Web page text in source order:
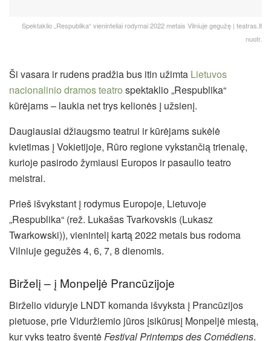
Spektaklio „Respublika“ vieninteliai rodymai 2022 metais Vilniuje gegužę | teatras.lt
nuotr.
Ši vasara ir rudens pradžia bus itin užimta Lietuvos
nacionalinio dramos teatro spektaklio „Respublika“
kūrėjams – laukia net trys kelionės į užsienį.
Daugiausiai džiaugsmo teatrui ir kūrėjams sukėlė
kvietimas į Vokietijoje, Rūro regione vykstančią trienalę,
kurioje pasirodo žymiausi Europos ir pasaulio teatro
meistrai.
Prieš išvykstant į rodymus Europoje, Lietuvoje
„Respublika“ (rež. Lukašas Tvarkovskis (Lukasz
Twarkowski)), vienintelį kartą 2022 metais bus rodoma
Vilniuje gegužės 4, 6, 7, 8 dienomis.
Birželį – į Monpeljė Prancūzijoje
Birželio viduryje LNDT komanda išvyksta į Prancūzijos
pietuose, prie Viduržiemio jūros įsikūrusį Monpeljė miestą,
kur vyks teatro šventė Festival Printemps des Comédiens.